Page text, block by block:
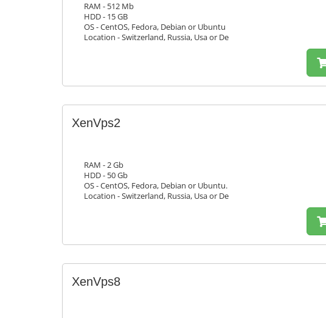
RAM - 512 Mb
HDD - 15 GB
OS - CentOS, Fedora, Debian or Ubuntu
Location - Switzerland, Russia, Usa or De
XenVps2
RAM - 2 Gb
HDD - 50 Gb
OS - CentOS, Fedora, Debian or Ubuntu.
Location - Switzerland, Russia, Usa or De
XenVps8